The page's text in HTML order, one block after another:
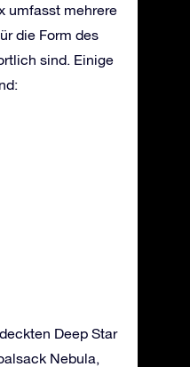
umfasst mehrere
die Form des
sind. Einige
Deep Star
Nebula,